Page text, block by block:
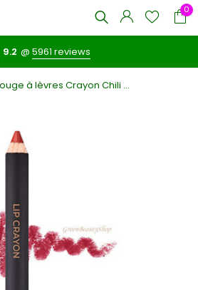
0
9.2 @5961 reviews
à lèvres Crayon Chili ...